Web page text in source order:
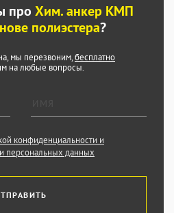
про Хим. анкер КМП
полиэстера?
мы перезвоним,бесплатно
на любые вопросы.
конфиденциальности и
персональных данных